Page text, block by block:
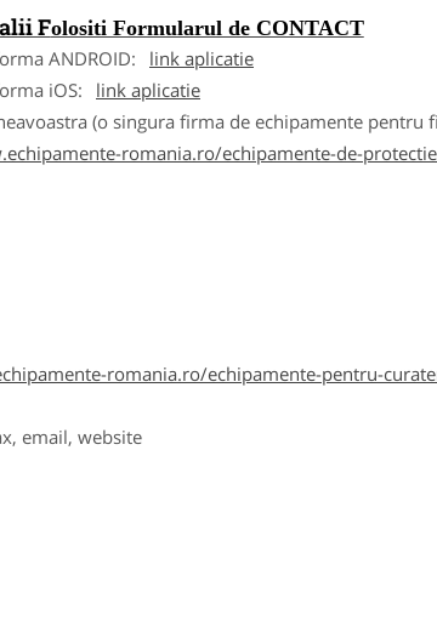
Folositi Formularul de CONTACT
ANDROID:
link aplicatie
iOS:
link aplicatie
(o singura firma de echipamente pentru
romania.ro/echipamente-de-
romania.ro/echipamente-pentru-
email, website